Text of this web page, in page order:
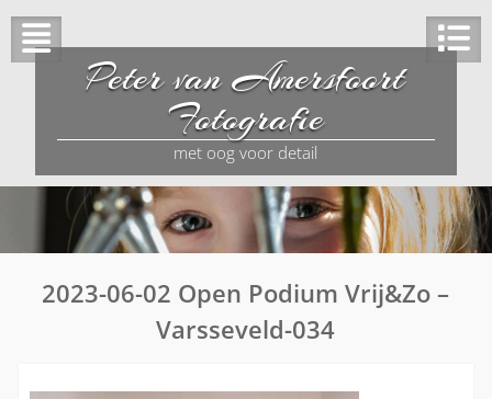
Peter van Amersfoort
Fotografie
met oog voor detail
2023-06-02 Open Podium Vrij&Zo –
Varsseveld-034